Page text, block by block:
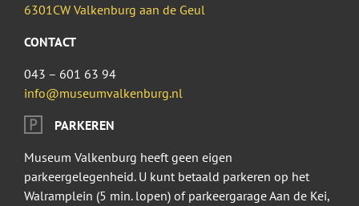
6301CW Valkenburg aan de Geul
CONTACT
043 – 601 63 94
info@museumvalkenburg.nl
PARKEREN
Museum Valkenburg heeft geen eigen
parkeergelegenheid. U kunt betaald parkeren op het
Walramplein (5 min. lopen) of parkeergarage Aan de Kei,